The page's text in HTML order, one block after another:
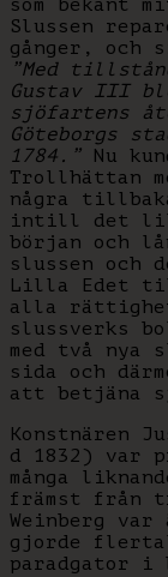
som bekant
Slussen
gånger, och
”Med
Gustav III
sjöfartens
Göteborgs
1784.” Nu
Trollhättan
några
intill det
början och
slussen och
Lilla Edet
alla
slussverks
med två nya
sida och
att betjäna
Konstnären
d 1832) var
många
främst från
Weinberg var
gjorde
paradgator i